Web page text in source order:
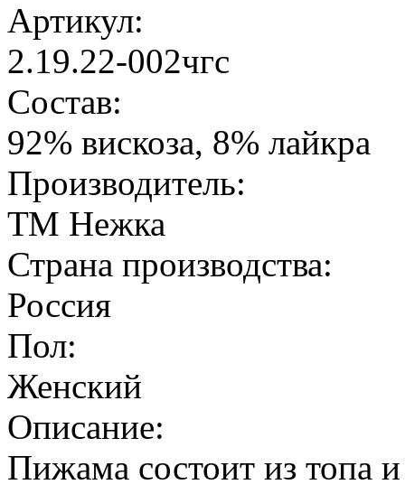
Артикул:
2.19.22-002чгс
Состав:
92% вискоза, 8% лайкра
Производитель:
ТМ Нежка
Страна производства:
Россия
Пол:
Женский
Описание:
Пижама состоит из топа